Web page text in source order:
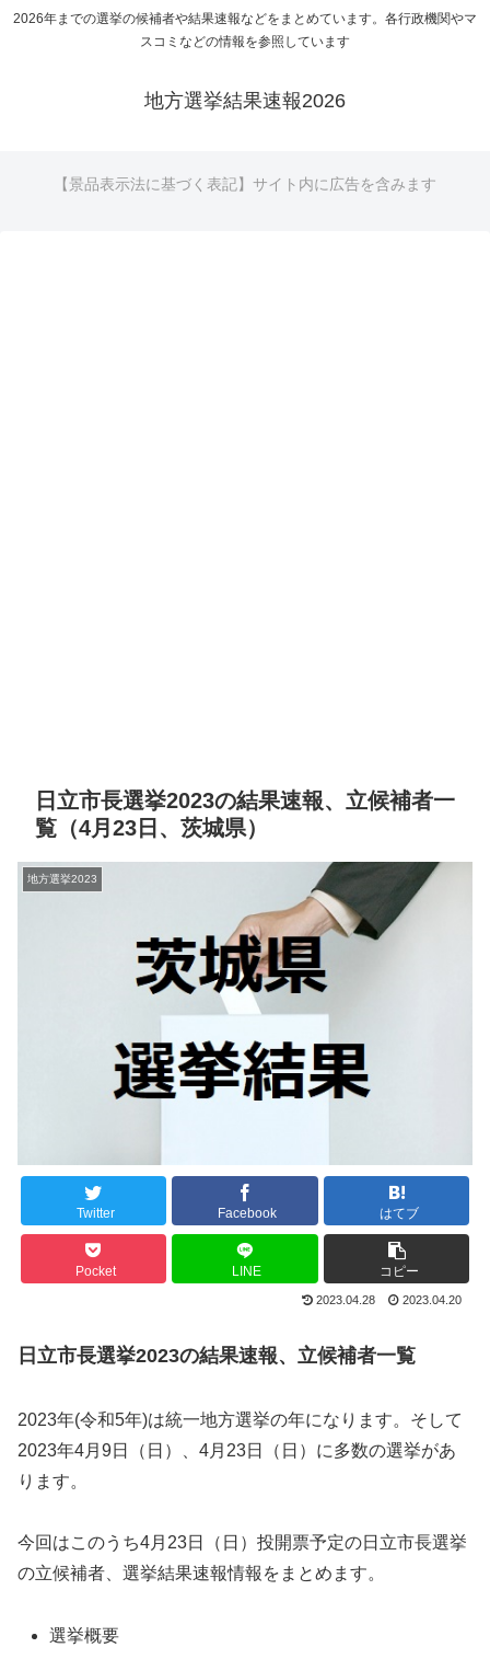
2026年までの選挙の候補者や結果速報などをまとめています。各行政機関やマ
スコミなどの情報を参照しています
地方選挙結果速報2026
【景品表示法に基づく表記】サイト内に広告を含みます
日立市長選挙2023の結果速報、立候補者一
覧（4月23日、茨城県）
地方選挙2023
Twitter Facebook はてブ
Pocket LINE コピー
2023.04.28 2023.04.20
日立市長選挙2023の結果速報、立候補者一覧
2023年(令和5年)は統一地方選挙の年になります。そして
2023年4月9日（日）、4月23日（日）に多数の選挙があ
ります。
今回はこのうち4月23日（日）投開票予定の日立市長選挙
の立候補者、選挙結果速報情報をまとめます。
選挙概要